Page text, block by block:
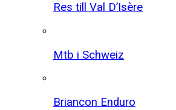
Res till Val D’Isère
Mtb i Schweiz
Briancon Enduro